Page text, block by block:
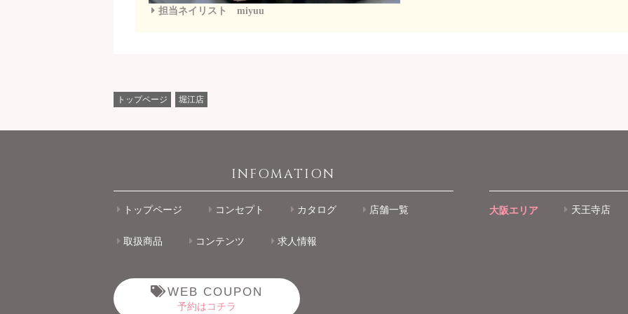
担当ネイリスト miyuu
トップページ 堀江店
INFOMATION
トップページ コンセプト カタログ 店舗一覧
取扱商品 コンテンツ 求人情報
WEB COUPON
予約はコチラ
大阪エリア 天王寺店